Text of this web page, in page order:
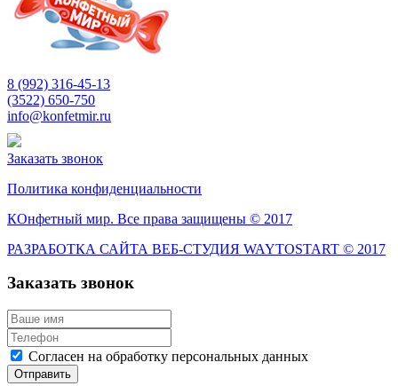
8 (992) 316-45-13
(3522) 650-750
info@konfetmir.ru
Заказать звонок
Политика конфиденциальности
КОнфетный мир. Все права защищены © 2017
РАЗРАБОТКА САЙТА ВЕБ-СТУДИЯ WAYTOSTART © 2017
Заказать звонок
Согласен на обработку персональных данных